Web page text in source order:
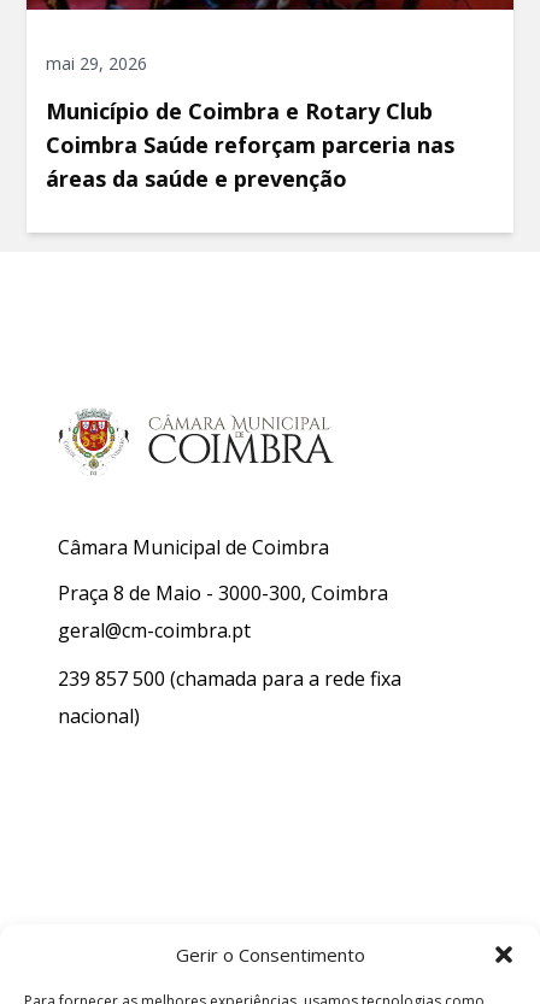
Gerir o Consentimento
mai 29, 2026
Município de Coimbra e Rotary Club
Coimbra Saúde reforçam parceria nas
áreas da saúde e prevenção
Câmara Municipal de Coimbra
Praça 8 de Maio - 3000-300, Coimbra
geral@cm-coimbra.pt
239 857 500 (chamada para a rede fixa
nacional)